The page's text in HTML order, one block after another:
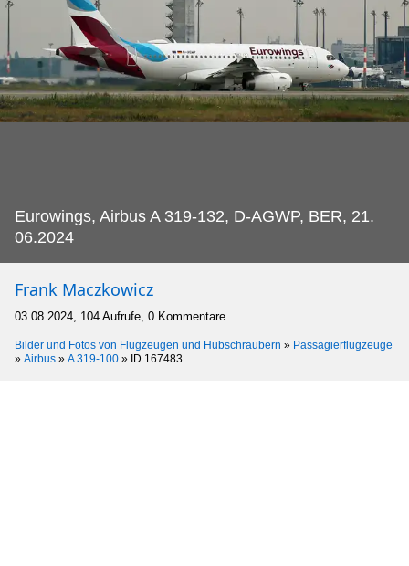
Eurowings, Airbus A 319-132, D-AGWP, BER, 21.
06.2024
Frank Maczkowicz
03.08.2024, 104 Aufrufe, 0 Kommentare
Bilder und Fotos von Flugzeugen und Hubschraubern » Passagierflugzeuge
» Airbus » A 319-100 » ID 167483